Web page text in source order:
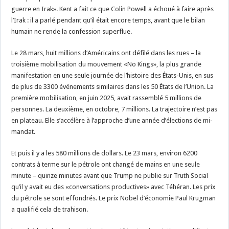
guerre en Irak». Kent a fait ce que Colin Powell a échoué à faire après
l’Irak : il a parlé pendant qu’il était encore temps, avant que le bilan
humain ne rende la confession superflue.
Le 28 mars, huit millions d’Américains ont défilé dans les rues – la
troisième mobilisation du mouvement «No Kings», la plus grande
manifestation en une seule journée de l’histoire des États-Unis, en sus
de plus de 3300 événements similaires dans les 50 États de l’Union. La
première mobilisation, en juin 2025, avait rassemblé 5 millions de
personnes. La deuxième, en octobre, 7 millions. La trajectoire n’est pas
en plateau. Elle s’accélère à l’approche d’une année d’élections de mi-
mandat.
Et puis il y a les 580 millions de dollars. Le 23 mars, environ 6200
contrats à terme sur le pétrole ont changé de mains en une seule
minute – quinze minutes avant que Trump ne publie sur Truth Social
qu’il y avait eu des «conversations productives» avec Téhéran. Les prix
du pétrole se sont effondrés. Le prix Nobel d’économie Paul Krugman
a qualifié cela de trahison.